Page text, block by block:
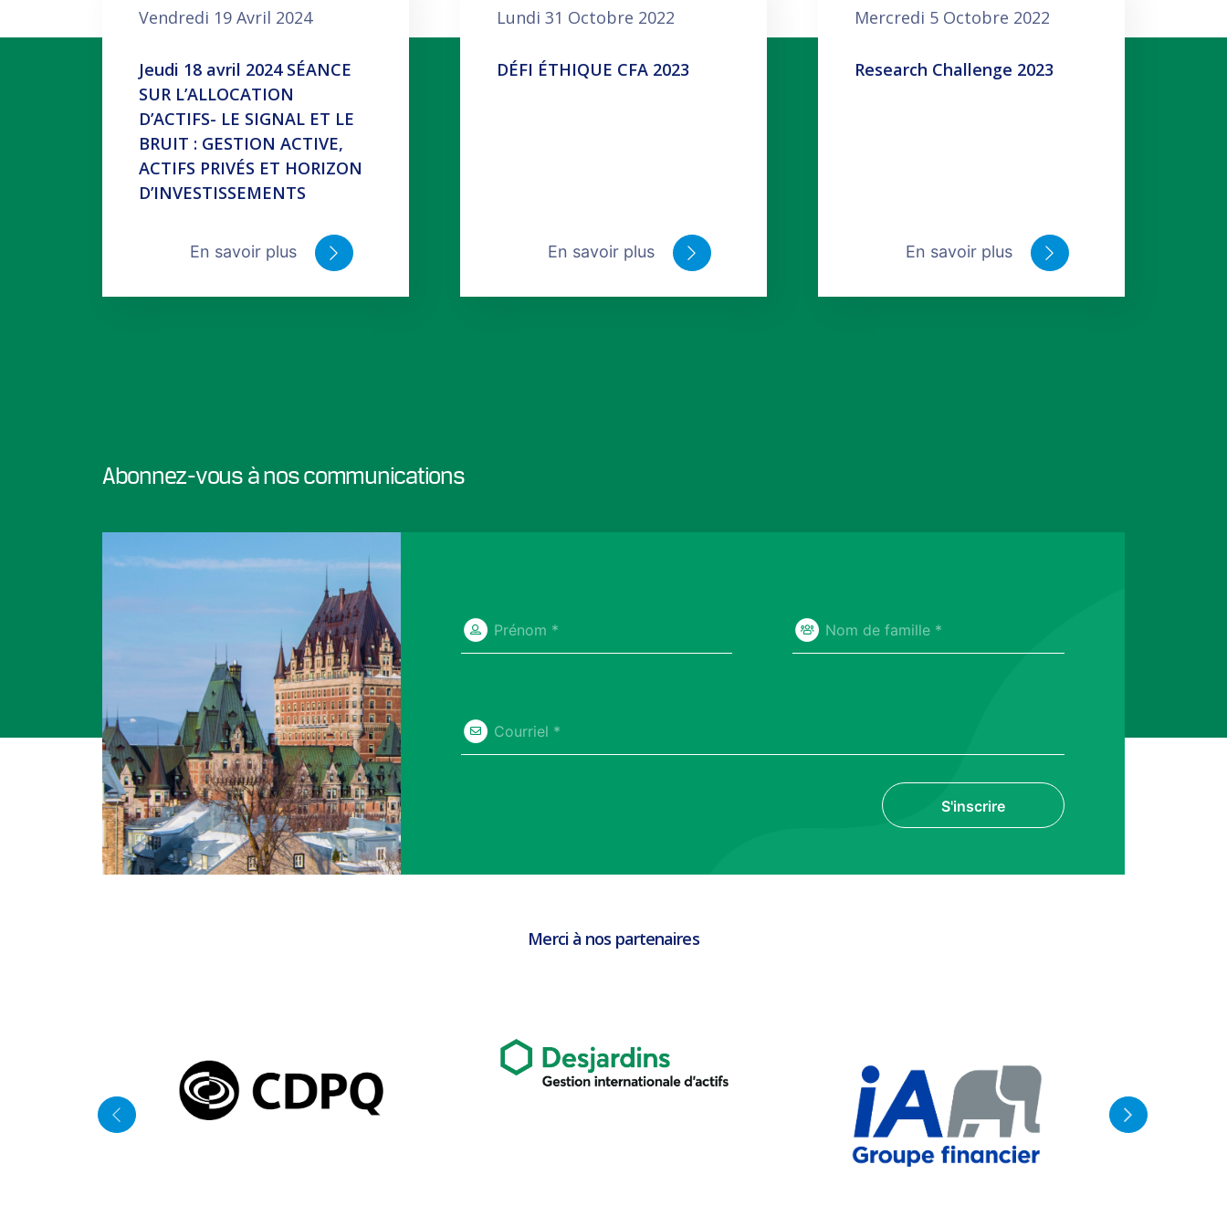
Vendredi 19 Avril 2024
Jeudi 18 avril 2024 SÉANCE
SUR L’ALLOCATION
D’ACTIFS- LE SIGNAL ET LE
BRUIT : GESTION ACTIVE,
ACTIFS PRIVÉS ET HORIZON
D’INVESTISSEMENTS
En savoir plus
Lundi 31 Octobre 2022
DÉFI ÉTHIQUE CFA 2023
En savoir plus
Mercredi 5 Octobre 2022
Research Challenge 2023
En savoir plus
Abonnez-vous à nos communications
Prénom * Nom de famille *
Courriel *
S'inscrire
Merci à nos partenaires